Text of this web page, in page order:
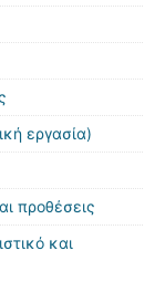
εργασία)
προθέσεις
και